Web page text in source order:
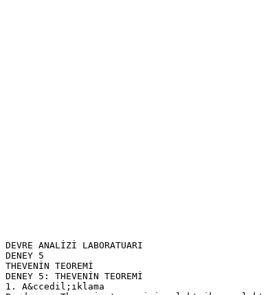
DEVRE ANALİZİ LABORATUARI
DENEY 5
THEVENİN TEOREMİ
DENEY 5: THEVENİN TEOREMİ
1. A&ccedil;ıklama